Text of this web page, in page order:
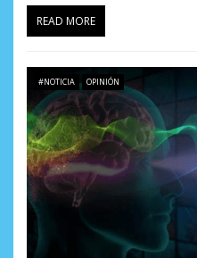
READ MORE
#NOTICIA OPINIÓN